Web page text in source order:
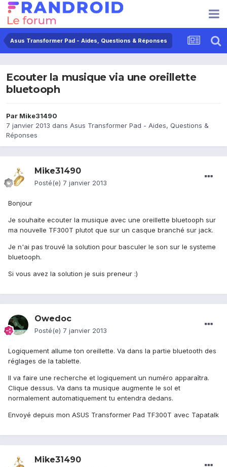
Asus Transformer Pad - Aides, Questions & Réponses
Ecouter la musique via une oreillette
bluetooph
Par Mike31490
7 janvier 2013 dans Asus Transformer Pad - Aides, Questions &
Réponses
Mike31490
Posté(e) 7 janvier 2013
Bonjour
Je souhaite ecouter la musique avec une oreillette bluetooph sur
ma nouvelle TF300T plutot que sur un casque branché sur jack.
Je n'ai pas trouvé la solution pour basculer le son sur le systeme
bluetooph.
Si vous avez la solution je suis preneur :)
Owedoc
Posté(e) 7 janvier 2013
Logiquement allume ton oreillette. Va dans la partie bluetooth des
réglages de la tablette.
Il va faire une recherche et logiquement un numéro apparaîtra.
Clique dessus. Va dans ta musique augmente le sol et
normalement automatiquement tu entendra dedans.
Envoyé depuis mon ASUS Transformer Pad TF300T avec Tapatalk
Mike31490